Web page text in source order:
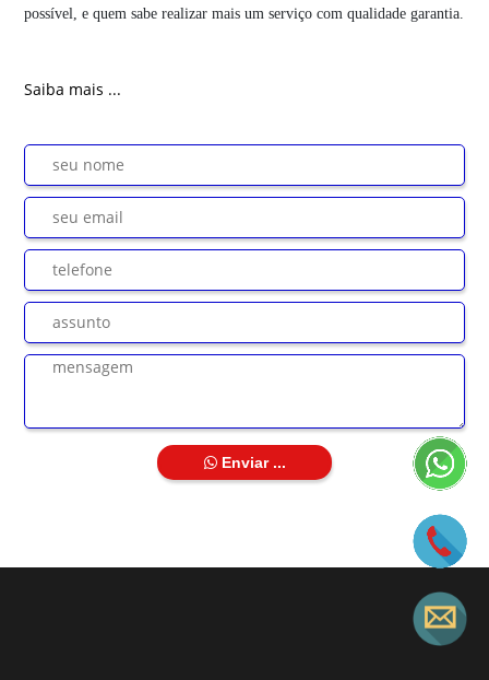
possível, e quem sabe realizar mais um serviço com qualidade garantia.
Saiba mais ...
Enviar ...